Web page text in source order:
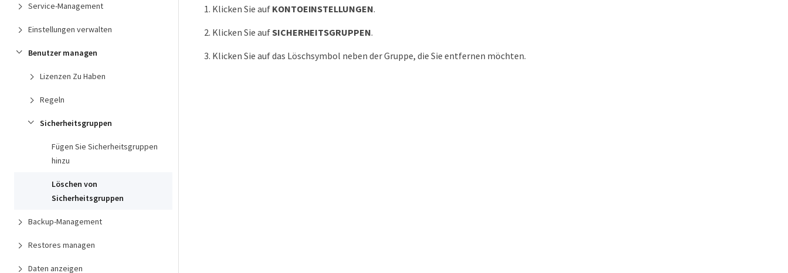
Service-Management
Einstellungen verwalten
Benutzer managen
Lizenzen Zu Haben
Regeln
Sicherheitsgruppen
Fügen Sie Sicherheitsgruppen
hinzu
Löschen von
Sicherheitsgruppen
Backup-Management
Restores managen
Daten anzeigen
Klicken Sie auf KONTOEINSTELLUNGEN.
Klicken Sie aufSICHERHEITSGRUPPEN.
Klicken Sie auf das Löschsymbol neben der Gruppe, die Sie entfernen möchten.